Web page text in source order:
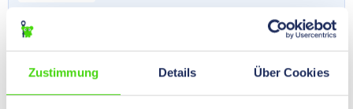
Zustimmung Details Über Cookies
06770
HP-FIXIT® Knotenbinder, 150 mm
€ 0,00*